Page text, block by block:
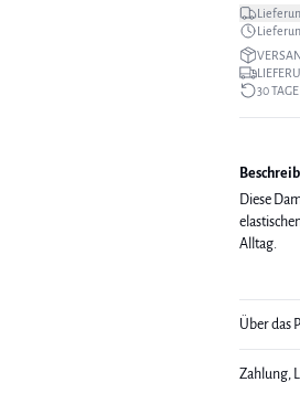
30
Diese
Alltag.
Über das
Zahlung,